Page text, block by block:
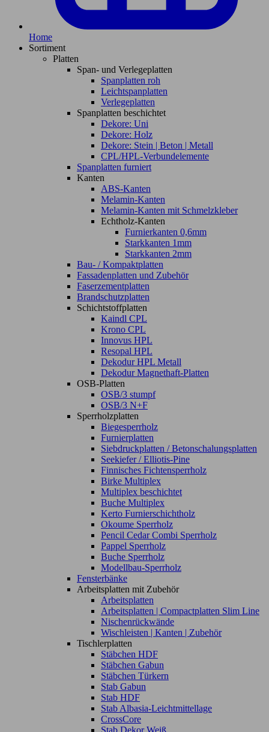
Home
Sortiment
Platten
Span- und Verlegeplatten
Spanplatten roh
Leichtspanplatten
Verlegeplatten
Spanplatten beschichtet
Dekore: Uni
Dekore: Holz
Dekore: Stein | Beton | Metall
CPL/HPL-Verbundelemente
Spanplatten furniert
Kanten
ABS-Kanten
Melamin-Kanten
Melamin-Kanten mit Schmelzkleber
Echtholz-Kanten
Furnierkanten 0,6mm
Starkkanten 1mm
Starkkanten 2mm
Bau- / Kompaktplatten
Fassadenplatten und Zubehör
Faserzementplatten
Brandschutzplatten
Schichtstoffplatten
Kaindl CPL
Krono CPL
Innovus HPL
Resopal HPL
Dekodur HPL Metall
Dekodur Magnethaft-Platten
OSB-Platten
OSB/3 stumpf
OSB/3 N+F
Sperrholzplatten
Biegesperrholz
Furnierplatten
Siebdruckplatten / Betonschalungsplatten
Seekiefer / Elliotis-Pine
Finnisches Fichtensperrholz
Birke Multiplex
Multiplex beschichtet
Buche Multiplex
Kerto Furnierschichtholz
Okoume Sperrholz
Pencil Cedar Combi Sperrholz
Pappel Sperrholz
Buche Sperrholz
Modellbau-Sperrholz
Fensterbänke
Arbeitsplatten mit Zubehör
Arbeitsplatten
Arbeitsplatten | Compactplatten Slim Line
Nischenrückwände
Wischleisten | Kanten | Zubehör
Tischlerplatten
Stäbchen HDF
Stäbchen Gabun
Stäbchen Türkern
Stab Gabun
Stab HDF
Stab Albasia-Leichtmittellage
CrossCore